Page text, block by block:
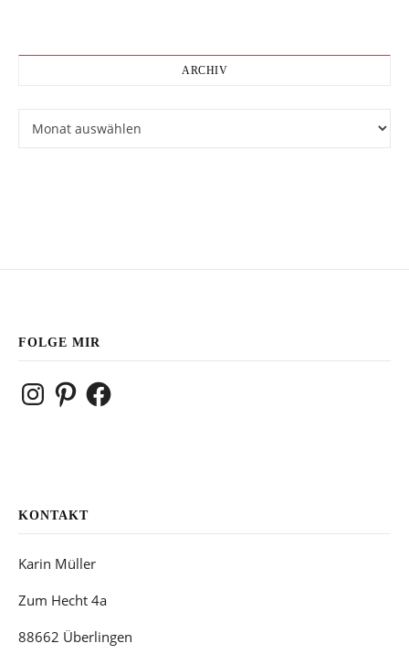
ARCHIV
FOLGE MIR
InstagramPinterestFacebook
KONTAKT
Karin Müller
Zum Hecht 4a
88662 Überlingen